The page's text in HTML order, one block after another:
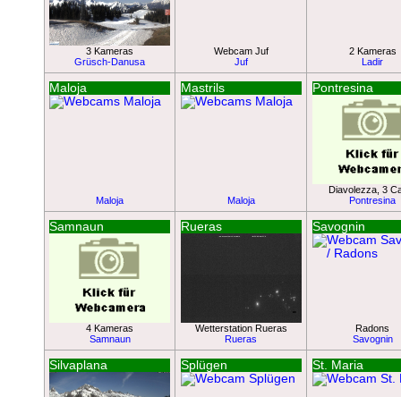
3 Kameras
Grüsch-Danusa
Webcam Juf
Juf
2 Kameras
Ladir
Maloja
Maloja
Mastrils
Maloja
Pontresina
Diavolezza, 3
Pontresina
Samnaun
4 Kameras
Samnaun
Rueras
Wetterstation Rueras
Rueras
Savognin
Radons
Savognin
Silvaplana Splügen St. Maria